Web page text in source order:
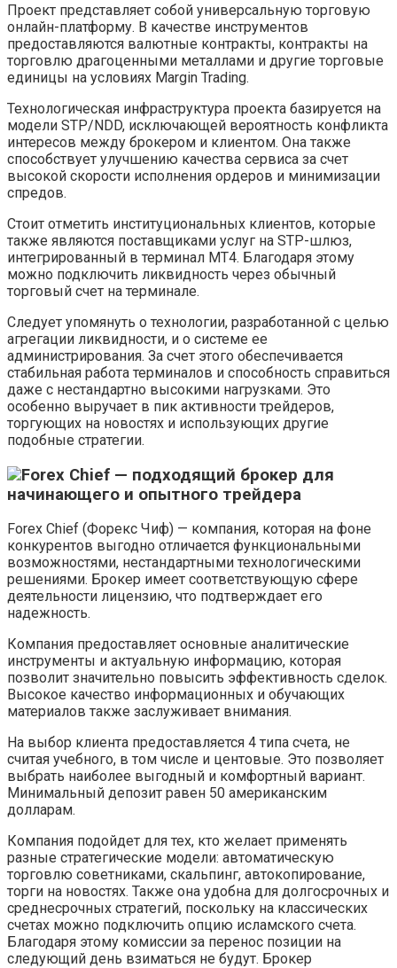
Проект представляет собой универсальную торговую
онлайн-платформу. В качестве инструментов
предоставляются валютные контракты, контракты на
торговлю драгоценными металлами и другие торговые
единицы на условиях Margin Trading.
Технологическая инфраструктура проекта базируется на
модели STP/NDD, исключающей вероятность конфликта
интересов между брокером и клиентом. Она также
способствует улучшению качества сервиса за счет
высокой скорости исполнения ордеров и минимизации
спредов.
Стоит отметить институциональных клиентов, которые
также являются поставщиками услуг на STP-шлюз,
интегрированный в терминал МТ4. Благодаря этому
можно подключить ликвидность через обычный
торговый счет на терминале.
Следует упомянуть о технологии, разработанной с целью
агрегации ликвидности, и о системе ее
администрирования. За счет этого обеспечивается
стабильная работа терминалов и способность справиться
даже с нестандартно высокими нагрузками. Это
особенно выручает в пик активности трейдеров,
торгующих на новостях и использующих другие
подобные стратегии.
Forex Chief — подходящий брокер для
начинающего и опытного трейдера
Forex Chief (Форекс Чиф) — компания, которая на фоне
конкурентов выгодно отличается функциональными
возможностями, нестандартными технологическими
решениями. Брокер имеет соответствующую сфере
деятельности лицензию, что подтверждает его
надежность.
Компания предоставляет основные аналитические
инструменты и актуальную информацию, которая
позволит значительно повысить эффективность сделок.
Высокое качество информационных и обучающих
материалов также заслуживает внимания.
На выбор клиента предоставляется 4 типа счета, не
считая учебного, в том числе и центовые. Это позволяет
выбрать наиболее выгодный и комфортный вариант.
Минимальный депозит равен 50 американским
долларам.
Компания подойдет для тех, кто желает применять
разные стратегические модели: автоматическую
торговлю советниками, скальпинг, автокопирование,
торги на новостях. Также она удобна для долгосрочных и
среднесрочных стратегий, поскольку на классических
счетах можно подключить опцию исламского счета.
Благодаря этому комиссии за перенос позиции на
следующий день взиматься не будут. Брокер